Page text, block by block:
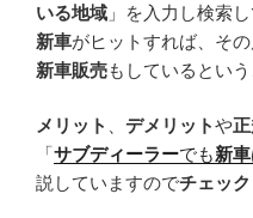
いる地域 」を入力し検索
新車がヒットすれば、そ
新車販売もしているという
メリット デメリットや
「サブディーラーでも新車
説していますのでチェック